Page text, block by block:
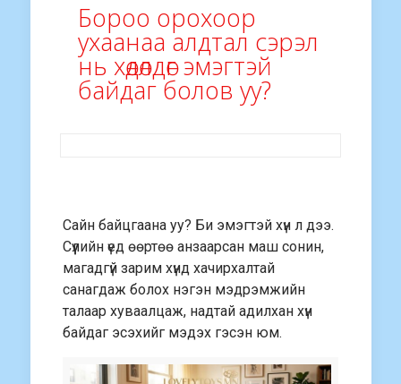
Бороо орохоор
ухаанаа алдтал сэрэл
нь хөдөлдөг эмэгтэй
байдаг болов уу?
Сайн байцгаана уу? Би эмэгтэй хүн л дээ.
Сүүлийн үед өөртөө анзаарсан маш сонин,
магадгүй зарим хүнд хачирхалтай
санагдаж болох нэгэн мэдрэмжийн
талаар хуваалцаж, надтай адилхан хүн
байдаг эсэхийг мэдэх гэсэн юм.